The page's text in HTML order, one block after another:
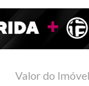
Valor do Imóvel